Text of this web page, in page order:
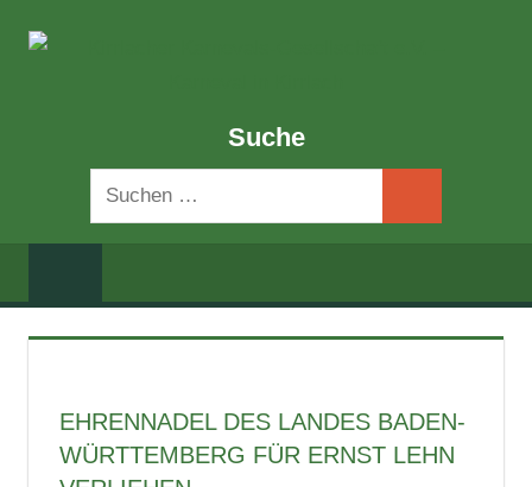
Inhalt
Vereinsleben
Suche
Suchen
nach:
EHRENNADEL DES LANDES BADEN-
WÜRTTEMBERG FÜR ERNST LEHN